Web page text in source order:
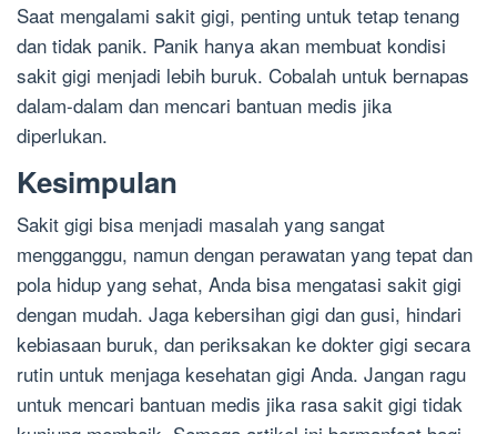
Saat mengalami sakit gigi, penting untuk tetap tenang
dan tidak panik. Panik hanya akan membuat kondisi
sakit gigi menjadi lebih buruk. Cobalah untuk bernapas
dalam-dalam dan mencari bantuan medis jika
diperlukan.
Kesimpulan
Sakit gigi bisa menjadi masalah yang sangat
mengganggu, namun dengan perawatan yang tepat dan
pola hidup yang sehat, Anda bisa mengatasi sakit gigi
dengan mudah. Jaga kebersihan gigi dan gusi, hindari
kebiasaan buruk, dan periksakan ke dokter gigi secara
rutin untuk menjaga kesehatan gigi Anda. Jangan ragu
untuk mencari bantuan medis jika rasa sakit gigi tidak